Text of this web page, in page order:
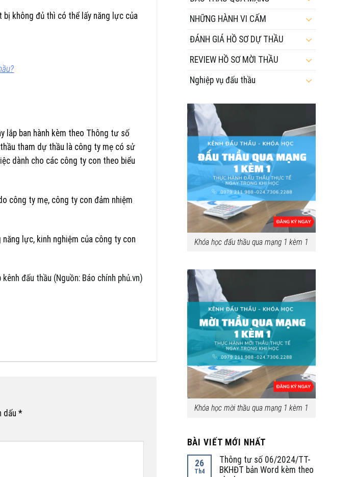
bị không đủ thì có thể lấy năng lực của
lắp ban hành kèm theo Thông tư số
tham dự thầu là công ty mẹ có sử
dành cho các công ty con theo biểu
công ty mẹ, công ty con đảm nhiệm
lực, kinh nghiệm của công ty con
kênh đấu thầu (Nguồn: Báo chính phủ.vn)
dấu *
NHỮNG HÀNH VI CẤM
ĐÁNH GIÁ HỒ SƠ DỰ THẦU
REVIEW HỒ SƠ MỜI THẦU
Nghiệp vụ đấu thầu
Khóa học đấu thầu qua mạng 1 kèm 1
Khóa học mời thầu qua mạng 1 kèm 1
BÀI VIẾT MỚI NHẤT
26
Th4
Thông tư số 06/2024/TT-
BKHĐT bản Word kèm theo